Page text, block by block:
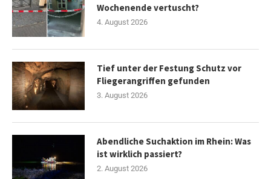
Wochenende vertuscht?
4. August 2026
Tief unter der Festung Schutz vor
Fliegerangriffen gefunden
3. August 2026
Abendliche Suchaktion im Rhein: Was
ist wirklich passiert?
2. August 2026